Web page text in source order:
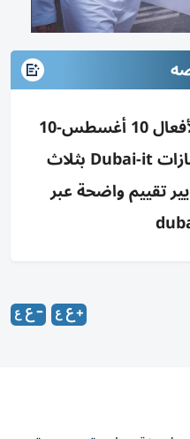
فتح الترشح لجائزة دبي الأفعال 10 أغسطس-10
سبتمبر 2026 لتكريم إنجازات Dubai-it بثلاث
تقييم واضحة عبر